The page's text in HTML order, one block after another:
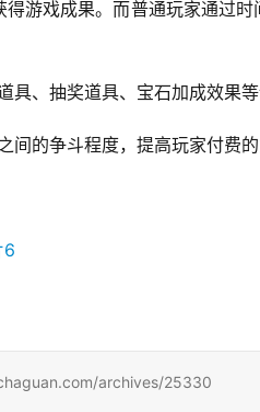
游戏成果。而普通玩家通过
、抽奖道具、宝石加成效果等
的争斗程度，提高玩家付费的
archives/25330